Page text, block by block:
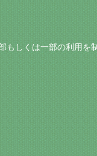
もしくは一部の利用を